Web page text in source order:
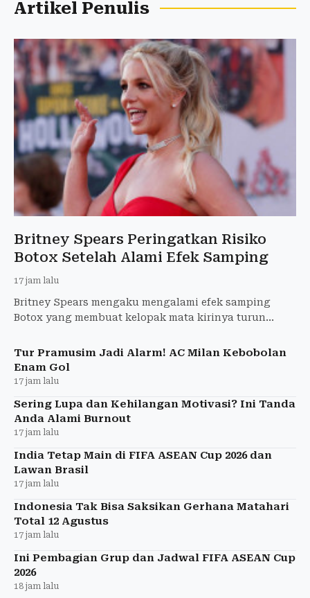
Artikel Penulis
Britney Spears Peringatkan Risiko
Botox Setelah Alami Efek Samping
17 jam lalu
Britney Spears mengaku mengalami efek samping
Botox yang membuat kelopak mata kirinya turun
agar lebih berhati-
Tur Pramusim Jadi Alarm! AC Milan Kebobolan
Enam Gol
17 jam lalu
Sering Lupa dan Kehilangan Motivasi? Ini Tanda
Anda Alami Burnout
17 jam lalu
India Tetap Main di FIFA ASEAN Cup 2026 dan
Lawan Brasil
17 jam lalu
Indonesia Tak Bisa Saksikan Gerhana Matahari
Total 12 Agustus
17 jam lalu
Ini Pembagian Grup dan Jadwal FIFA ASEAN Cup
2026
18 jam lalu